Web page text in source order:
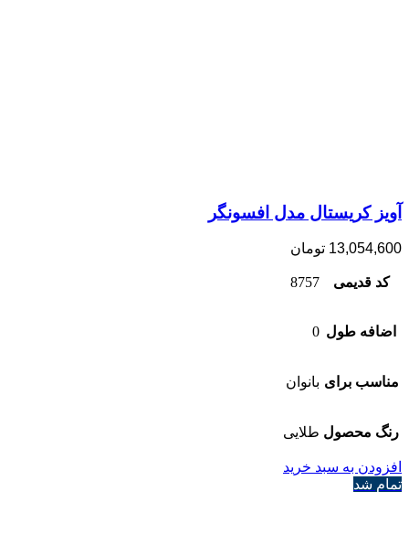
آویز کریستال مدل افسونگر
13,054,600 تومان
کد قدیمی 8757
اضافه طول 0
مناسب برای بانوان
رنگ محصول طلایی
افزودن به سبد خرید
تمام شد